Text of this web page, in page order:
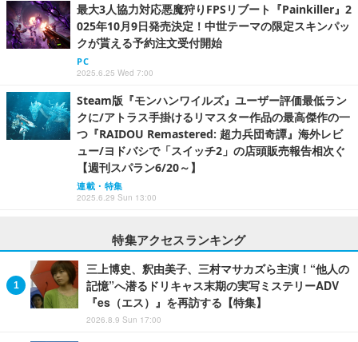
最大3人協力対応悪魔狩りFPSリブート『Painkiller』2
025年10月9日発売決定！中世テーマの限定スキンパッ
クが貰える予約注文受付開始
PC
2025.6.25 Wed 7:00
Steam版『モンハンワイルズ』ユーザー評価最低ラン
クに/アトラス手掛けるリマスター作品の最高傑作の一
つ『RAIDOU Remastered: 超力兵団奇譚』海外レビ
ュー/ヨドバシで「スイッチ2」の店頭販売報告相次ぐ
【週刊スパラン6/20～】
連載・特集
2025.6.29 Sun 13:00
特集アクセスランキング
三上博史、釈由美子、三村マサカズら主演！“他人の
記憶”へ潜るドリキャス末期の実写ミステリーADV
『es（エス）』を再訪する【特集】
2026.8.9 Sun 17:00